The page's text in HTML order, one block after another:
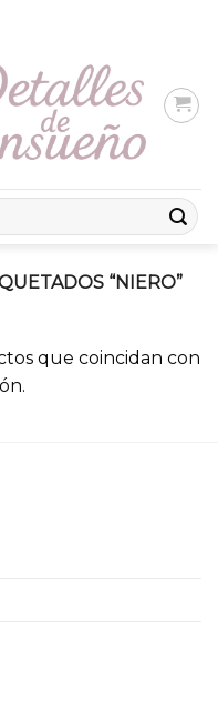
“NIERO”
que coincidan con